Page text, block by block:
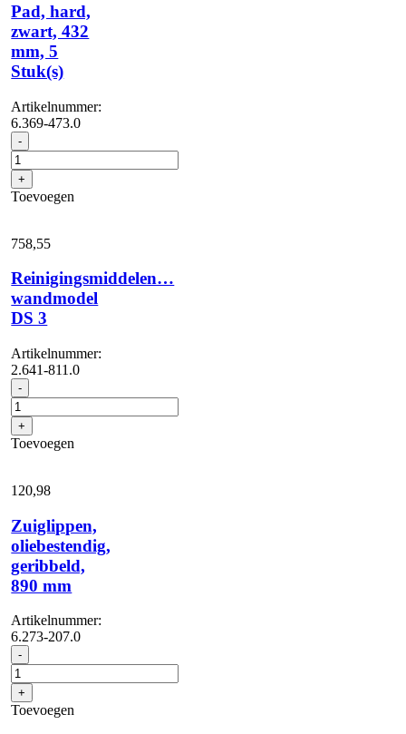
Pad, hard,
zwart, 432
mm, 5
Stuk(s)
Artikelnummer:
6.369-473.0
- Pad,
hard,
zwart,
432
mm,
Stuk(s)
aantal
+
Toevoegen
758,55
Reinigingsmiddelen…
wandmodel
DS 3
Artikelnummer:
2.641-811.0
- Reinigingsmiddelen...
wandmodel
DS
3
aantal
+
Toevoegen
120,98
Zuiglippen,
oliebestendig,
geribbeld,
890 mm
Artikelnummer:
6.273-207.0
- Zuiglippen,
oliebestendig,
geribbeld,
890
mm
+
Toevoegen